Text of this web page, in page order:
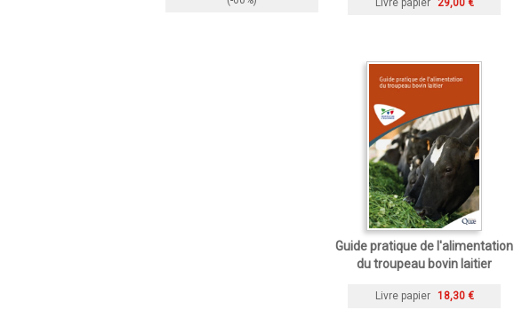
Livre papier 29,00 €
Guide pratique de l'alimentation
du troupeau bovin laitier
Livre papier 18,30 €